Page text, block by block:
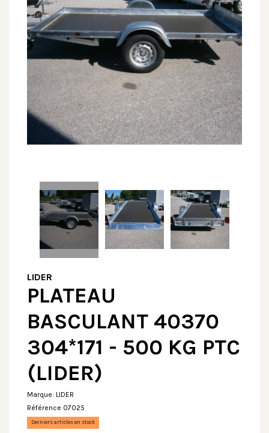
LIDER
PLATEAU
BASCULANT 40370
304*171 - 500 KG PTC
(LIDER)
Marque: LIDER
Référence 07025
Derniers articles en stock